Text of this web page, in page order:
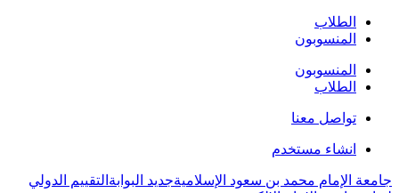
الطلاب
المنسوبون
المنسوبون
الطلاب
تواصل معنا
انشاء مستخدم
جامعة الإمام محمد بن سعود الإسلاميةجديد البوابة التقييم الدولي